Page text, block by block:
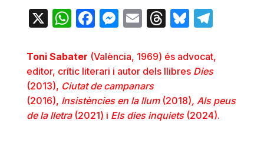
X WhatsApp
Facebook
Messenger
EmailThreads
Bluesky
Toni Sabater (València, 1969) és advocat,
editor, crític literari i autor dels llibres Dies
(2013), Ciutat de campanars
(2016), Insistències en la llum(2018), Als peus
de la lletra(2021) i Els dies inquiets(2024).